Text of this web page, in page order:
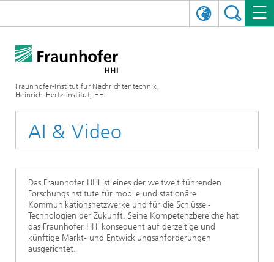
Fraunhofer-Institut für Nachrichtentechnik,
Heinrich-Hertz-Institut, HHI
Organisationsplan
Forschungsbereiche
AI & Video
Kommunikation & Netze
Qualitätsmanagement
Kuratorium
Mobilität
Kompression
Multimedia
Digitaler Zwilling
5G, Fiber and Beyond
Videokommunikation und Applikationen
Vision and Imaging Technologies
Künstliche Intelligenz
KOMMUNIKATION & NETZE
Drahtlose Kommunikation und Netze
Photonische Netze und Systeme
PHOTONISCHE KOMPONENTEN & SYSTEME
Hybride Integration und Sensorik
InP und HF
NACHRICHTEN
Archiv
2025
2024
PRESSEMITTEILUNGEN
JAHRESBERICHTE
VERANSTALTUNGEN
SHOWROOMS
SCIENCE TECH SPACE
CINIQ
KARRIERE
UNSERE STELLEN
KONTAKT
AI & Video
Das Fraunhofer HHI ist eines der weltweit führenden
Forschungsinstitute für mobile und stationäre
Kommunikationsnetzwerke und für die Schlüssel-
Technologien der Zukunft. Seine Kompetenzbereiche hat
das Fraunhofer HHI konsequent auf derzeitige und
künftige Markt- und Entwicklungsanforderungen
ausgerichtet.